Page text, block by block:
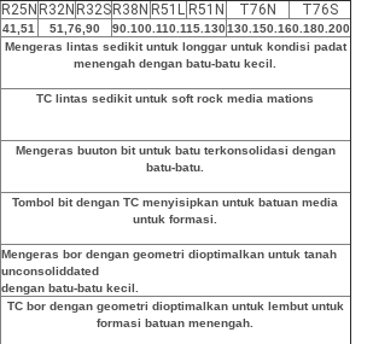
R25N R32N R32S R38N R51L R51N T76N
T76S
41,51 51,76,90 90.100.110.115.130130.150.160.180.200
Mengeras lintas sedikit untuk longgar untuk kondisi padat
menengah dengan batu-batu kecil.
TC lintas sedikit untuk soft rock media mations
Mengeras buuton bit untuk batu terkonsolidasi dengan
batu-batu.
Tombol bit dengan TC menyisipkan untuk batuan media
untuk formasi.
Mengeras bor dengan geometri dioptimalkan untuk tanah
unconsoliddated
dengan batu-batu kecil.
TC bor dengan geometri dioptimalkan untuk lembut untuk
formasi batuan menengah.